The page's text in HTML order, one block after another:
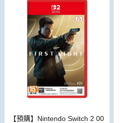
【預購】Nintendo Switch 2 00